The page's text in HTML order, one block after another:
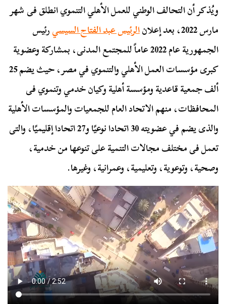
ويُذكر أن التحالف الوطني للعمل الأهلي التنموي انطلق فى شهر
مارس 2022، بعد إعلان
الرئيس عبد الفتاح السيسيرئيس
الجمهورية عام 2022 عاماً للمجتمع المدنى، بمشاركة وعضوية
كبرى مؤسسات العمل الأهلي والتنموي في مصر، حيث يضم 25
ألف جمعية قاعدية ومؤسسة أهلية وكيان خدمي وتنموي فى
المحافظات، منهم الاتحاد العام للجمعيات والمؤسسات الأهلية
والذى يضم في عضويته 30 اتحادا نوعيًا و27 اتحادا إقليميًا، والتى
تعمل فى مختلف مجالات التنمية على تنوعها من خدمية،
وصحية، وتوعوية، وتعليمية، وعمرانية، وغيرها.